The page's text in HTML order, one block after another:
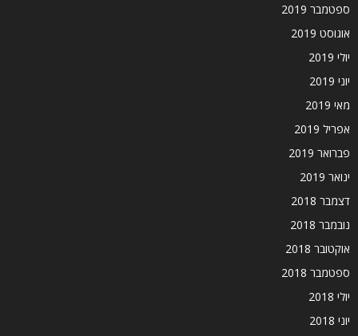
ספטמבר 2019
אוגוסט 2019
יולי 2019
יוני 2019
מאי 2019
אפריל 2019
פברואר 2019
ינואר 2019
דצמבר 2018
נובמבר 2018
אוקטובר 2018
ספטמבר 2018
יולי 2018
יוני 2018